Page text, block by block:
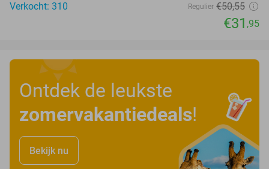
Verkocht: 310
Regulier €50,55
€31 ,95
Ontdek de leukste
zomervakantiedeals!
Bekijk nu